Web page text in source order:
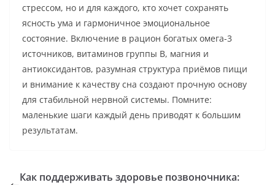
стрессом, но и для каждого, кто хочет сохранять
ясность ума и гармоничное эмоциональное
состояние. Включение в рацион богатых омега-3
источников, витаминов группы B, магния и
антиоксидантов, разумная структура приёмов пищи
и внимание к качеству сна создают прочную основу
для стабильной нервной системы. Помните:
маленькие шаги каждый день приводят к большим
результатам.
Как поддерживать здоровье позвоночника: